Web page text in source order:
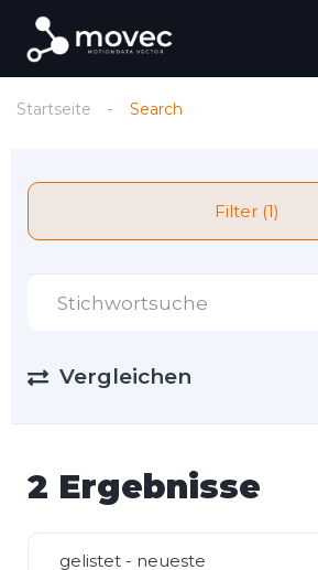
Startseite Search
Filter (1)
Vergleichen
2 Ergebnisse
gelistet - neueste